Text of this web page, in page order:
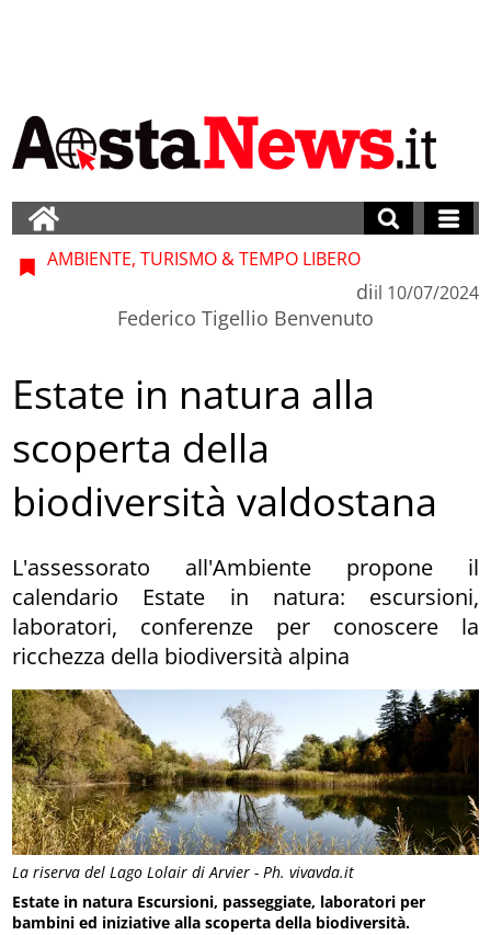
La riserva del Lago Lolair di Arvier - Ph. vivavda.it
AMBIENTE, TURISMO & TEMPO LIBERO
di
Federico Tigellio Benvenuto
il 10/07/2024
Estate in natura alla
scoperta della
biodiversità valdostana
L'assessorato all'Ambiente propone il
calendario Estate in natura: escursioni,
laboratori, conferenze per conoscere la
ricchezza della biodiversità alpina
Estate in natura Escursioni, passeggiate, laboratori per
bambini ed iniziative alla scoperta della biodiversità.